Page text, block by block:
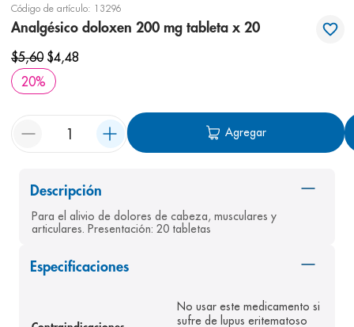
Código de artículo: 13296
Analgésico doloxen 200 mg tableta x 20
$5,60 $4,48
20%
Agregar
Descripción
Para el alivio de dolores de cabeza, musculares y
articulares. Presentación: 20 tabletas
Especificaciones
No usar este medicamento si
sufre de lupus eritematoso
1 protector solar
3. eucerin
nivea
6. shampoo
7 bioderma
8. panolini
10.desodorante